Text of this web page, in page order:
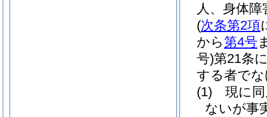
人、身体
(次条第2項
から第4号
号)第21条
する者で
(1)
現に
ないが事